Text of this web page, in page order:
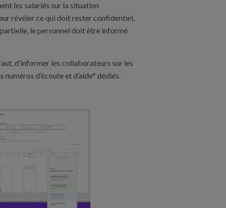
les salariés sur la situation
révéler ce qui doit rester confidentiel,
le personnel doit être informé
d’informer les collaborateurs sur les
d’écoute et d’aide* dédiés.